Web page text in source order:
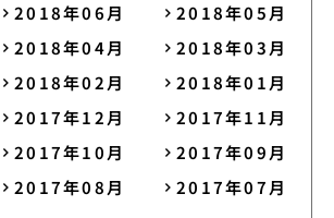
2018年06月
2018年05月
2018年04月
2018年03月
2018年02月
2018年01月
2017年12月
2017年11月
2017年10月
2017年09月
2017年08月
2017年07月